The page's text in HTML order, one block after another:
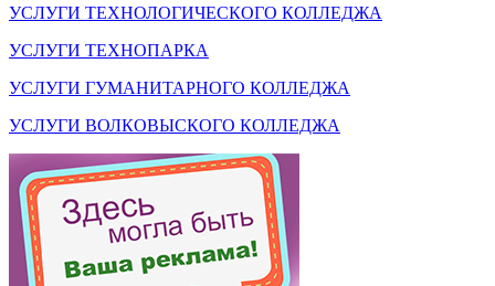
УСЛУГИ ТЕХНОЛОГИЧЕСКОГО КОЛЛЕДЖА
УСЛУГИ ТЕХНОПАРКА
УСЛУГИ ГУМАНИТАРНОГО КОЛЛЕДЖА
УСЛУГИ ВОЛКОВЫСКОГО КОЛЛЕДЖА